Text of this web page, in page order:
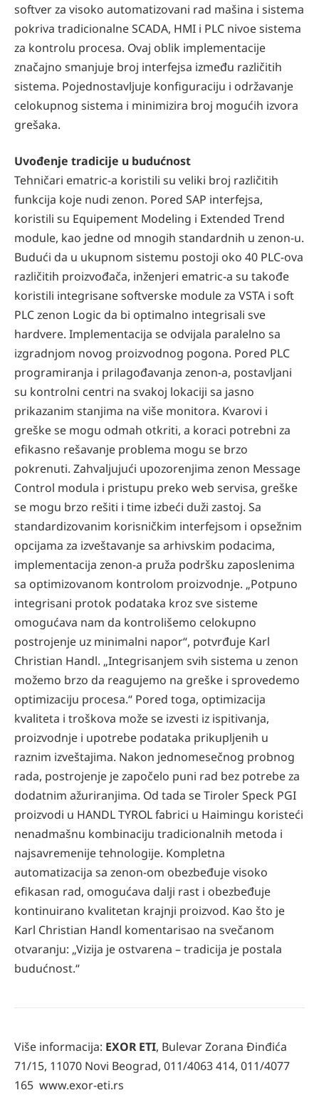
softver za visoko automatizovani rad mašina i sistema
pokriva tradicionalne SCADA, HMI i PLC nivoe sistema
za kontrolu procesa. Ovaj oblik implementacije
značajno smanjuje broj interfejsa između različitih
sistema. Pojednostavljuje konfiguraciju i održavanje
celokupnog sistema i minimizira broj mogućih izvora
grešaka.
Uvođenje tradicije u budućnost
Tehničari ematric-a koristili su veliki broj različitih
funkcija koje nudi zenon. Pored SAP interfejsa,
koristili su Equipement Modeling i Extended Trend
module, kao jedne od mnogih standardnih u zenon-u.
Budući da u ukupnom sistemu postoji oko 40 PLC-ova
različitih proizvođača, inženjeri ematric-a su takođe
koristili integrisane softverske module za VSTA i soft
PLC zenon Logic da bi optimalno integrisali sve
hardvere. Implementacija se odvijala paralelno sa
izgradnjom novog proizvodnog pogona. Pored PLC
programiranja i prilagođavanja zenon-a, postavljani
su kontrolni centri na svakoj lokaciji sa jasno
prikazanim stanjima na više monitora. Kvarovi i
greške se mogu odmah otkriti, a koraci potrebni za
efikasno rešavanje problema mogu se brzo
pokrenuti. Zahvaljujući upozorenjima zenon Message
Control modula i pristupu preko web servisa, greške
se mogu brzo rešiti i time izbeći duži zastoj. Sa
standardizovanim korisničkim interfejsom i opsežnim
opcijama za izveštavanje sa arhivskim podacima,
implementacija zenon-a pruža podršku zaposlenima
sa optimizovanom kontrolom proizvodnje. „Potpuno
integrisani protok podataka kroz sve sisteme
omogućava nam da kontrolišemo celokupno
postrojenje uz minimalni napor“, potvrđuje Karl
Christian Handl. „Integrisanjem svih sistema u zenon
možemo brzo da reagujemo na greške i sprovedemo
optimizaciju procesa.“ Pored toga, optimizacija
kvaliteta i troškova može se izvesti iz ispitivanja,
proizvodnje i upotrebe podataka prikupljenih u
raznim izveštajima. Nakon jednomesečnog probnog
rada, postrojenje je započelo puni rad bez potrebe za
dodatnim ažuriranjima. Od tada se Tiroler Speck PGI
proizvodi u HANDL TYROL fabrici u Haimingu koristeći
nenadmašnu kombinaciju tradicionalnih metoda i
najsavremenije tehnologije. Kompletna
automatizacija sa zenon-om obezbeđuje visoko
efikasan rad, omogućava dalji rast i obezbeđuje
kontinuirano kvalitetan krajnji proizvod. Kao što je
Karl Christian Handl komentarisao na svečanom
otvaranju: „Vizija je ostvarena – tradicija je postala
budućnost.“
Više informacija: EXOR ETI, Bulevar Zorana Đinđića
71/15, 11070 Novi Beograd, 011/4063 414, 011/4077
165 www.exor-eti.rs